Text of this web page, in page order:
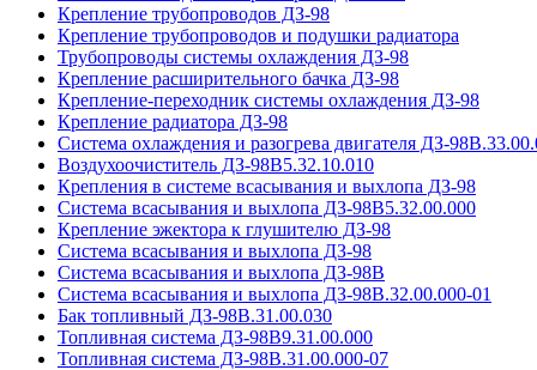
Крепление трубопроводов ДЗ-98
Крепление трубопроводов и подушки радиатора
Трубопроводы системы охлаждения ДЗ-98
Крепление расширительного бачка ДЗ-98
Крепление-переходник системы охлаждения ДЗ-98
Крепление радиатора ДЗ-98
Система охлаждения и разогрева двигателя ДЗ-
Воздухоочиститель ДЗ-98В5.32.10.010
Крепления в системе всасывания и выхлопа ДЗ-98
Система всасывания и выхлопа ДЗ-98В5.32.00.000
Крепление эжектора к глушителю ДЗ-98
Система всасывания и выхлопа ДЗ-98
Система всасывания и выхлопа ДЗ-98В
Система всасывания и выхлопа ДЗ-98В.32.00.000-01
Бак топливный ДЗ-98В.31.00.030
Топливная система ДЗ-98В9.31.00.000
Топливная система ДЗ-98В.31.00.000-07